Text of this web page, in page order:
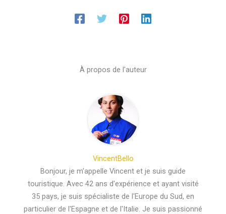
À propos de l'auteur
VincentBello
Bonjour, je m'appelle Vincent et je suis guide
touristique. Avec 42 ans d'expérience et ayant visité
35 pays, je suis spécialiste de l'Europe du Sud, en
particulier de l'Espagne et de l'Italie. Je suis passionné